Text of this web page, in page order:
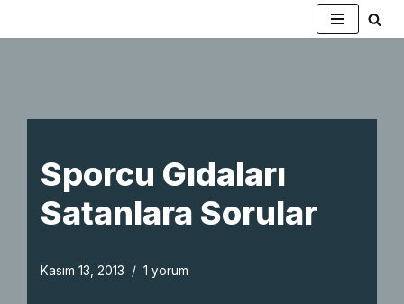
Sporcu Gıdaları
Satanlara Sorular
Kasım 13, 2013 1 yorum